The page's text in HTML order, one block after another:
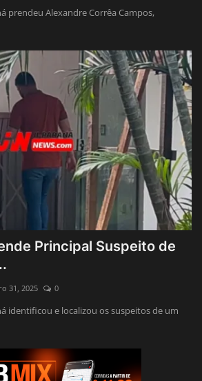
prendeu Alexandre Corrêa Campos,
Principal Suspeito de
31, 2025 0
identificou e localizou os suspeitos de um